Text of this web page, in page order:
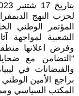
لحزب النهج
المؤتمر الوطني
الشعبية لمواجهة
وفرض اعلانها
“التضامن مع
والفيضانات في
براجع الأمين
المكتب السياسي